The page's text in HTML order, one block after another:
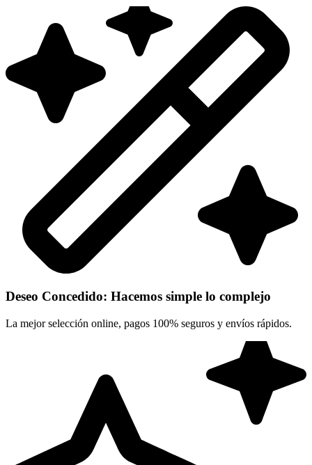
Deseo Concedido: Hacemos simple lo complejo
La mejor selección online, pagos 100% seguros y envíos rápidos.